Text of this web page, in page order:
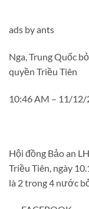
ads by ants
Nga, Trung Quốc
quyền Triều Tiên
10:46 AM – 11/
Hội đồng Bảo an
Triều Tiên, ngày
là 2 trong 4 nước